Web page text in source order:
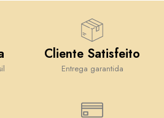
Cliente Satisfeito
Entrega garantida